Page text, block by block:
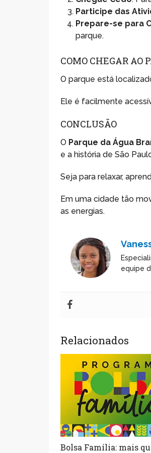
Participe das
Prepare-se para
parque.
COMO CHEGAR AO
O parque está
Ele é facilmente
CONCLUSÃO
O Parque da Água
e a história de São
Seja para relaxar,
Em uma cidade tão
as energias.
equipe
Relacionados
Bolsa Família: mais